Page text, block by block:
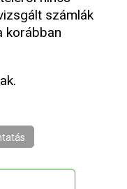
számlák
korábban